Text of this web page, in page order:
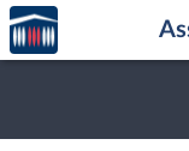
Aller au contenu
Aller en bas de la
Accèder
à la
page